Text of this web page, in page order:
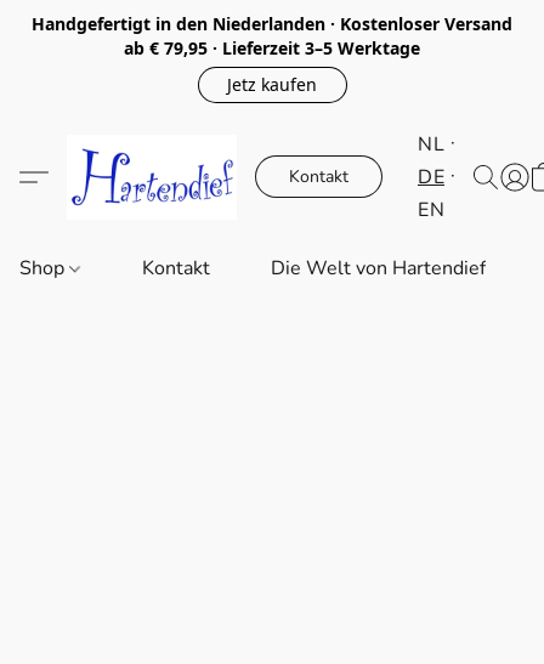
Handgefertigt in den Niederlanden · Kostenloser Versand
ab € 79,95 · Lieferzeit 3–5 Werktage
Jetz kaufen
Kontakt
NL
DE
EN
Shop Kontakt Die Welt von Hartendief